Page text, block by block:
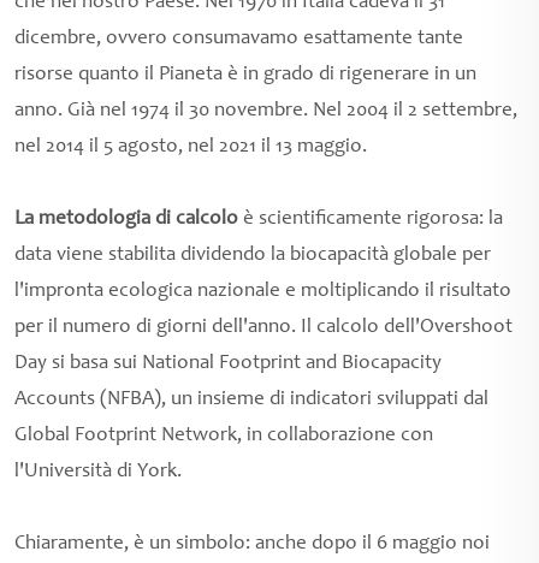
dicembre, ovvero consumavamo esattamente tante
risorse quanto il Pianeta è in grado di rigenerare in un
anno. Già nel 1974 il 30 novembre. Nel 2004 il 2 settembre,
nel 2014 il 5 agosto, nel 2021 il 13 maggio.
La metodologia di calcolo è scientificamente rigorosa: la
data viene stabilita dividendo la biocapacità globale per
l'impronta ecologica nazionale e moltiplicando il risultato
per il numero di giorni dell'anno. Il calcolo dell'Overshoot
Day si basa sui National Footprint and Biocapacity
Accounts (NFBA), un insieme di indicatori sviluppati dal
Global Footprint Network, in collaborazione con
l'Università di York.
Chiaramente, è un simbolo: anche dopo il 6 maggio noi